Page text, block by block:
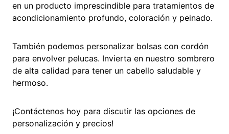
en un producto imprescindible para tratamientos de
acondicionamiento profundo, coloración y peinado.
También podemos personalizar bolsas con cordón
para envolver pelucas. Invierta en nuestro sombrero
de alta calidad para tener un cabello saludable y
hermoso.
¡Contáctenos hoy para discutir las opciones de
personalización y precios!